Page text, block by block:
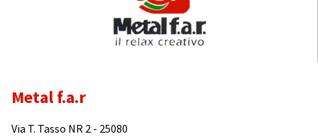
Metal f.a.r
Via T. Tasso NR 2 - 25080